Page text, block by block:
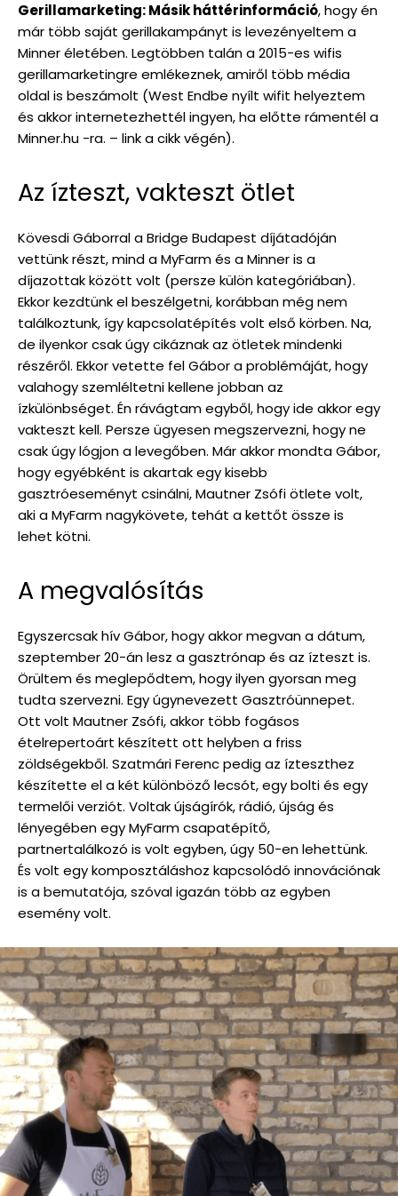
Gerillamarketing: Másik háttérinformáció, hogy én
már több saját gerillakampányt is levezényeltem a
Minner életében. Legtöbben talán a 2015-es wifis
gerillamarketingre emlékeznek, amiről több média
oldal is beszámolt (West Endbe nyílt wifit helyeztem
és akkor internetezhettél ingyen, ha előtte rámentél a
Minner.hu -ra. – link a cikk végén).
Az ízteszt, vakteszt ötlet
Kövesdi Gáborral a Bridge Budapest díjátadóján
vettünk részt, mind a MyFarm és a Minner is a
díjazottak között volt (persze külön kategóriában).
Ekkor kezdtünk el beszélgetni, korábban még nem
találkoztunk, így kapcsolatépítés volt első körben. Na,
de ilyenkor csak úgy cikáznak az ötletek mindenki
részéről. Ekkor vetette fel Gábor a problémáját, hogy
valahogy szemléltetni kellene jobban az
ízkülönbséget. Én rávágtam egyből, hogy ide akkor egy
vakteszt kell. Persze ügyesen megszervezni, hogy ne
csak úgy lógjon a levegőben. Már akkor mondta Gábor,
hogy egyébként is akartak egy kisebb
gasztróeseményt csinálni, Mautner Zsófi ötlete volt,
aki a MyFarm nagykövete, tehát a kettőt össze is
lehet kötni.
A megvalósítás
Egyszercsak hív Gábor, hogy akkor megvan a dátum,
szeptember 20-án lesz a gasztrónap és az ízteszt is.
Örültem és meglepődtem, hogy ilyen gyorsan meg
tudta szervezni. Egy úgynevezett Gasztróünnepet.
Ott volt Mautner Zsófi, akkor több fogásos
ételrepertoárt készített ott helyben a friss
zöldségekből. Szatmári Ferenc pedig az ízteszthez
készítette el a két különböző lecsót, egy bolti és egy
termelői verziót. Voltak újságírók, rádió, újság és
lényegében egy MyFarm csapatépítő,
partnertalálkozó is volt egyben, úgy 50-en lehettünk.
És volt egy komposztáláshoz kapcsolódó innovációnak
is a bemutatója, szóval igazán több az egyben
esemény volt.